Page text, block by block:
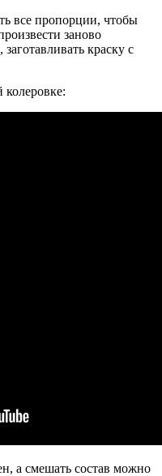
все пропорции, чтобы
заново
краску с
а смешать состав можно